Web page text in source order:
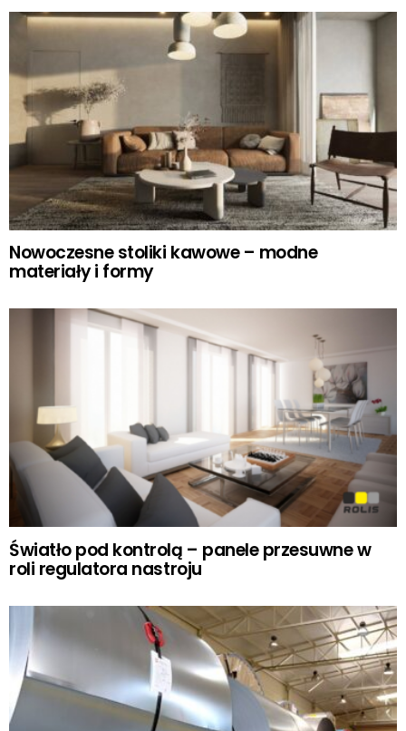
Nowoczesne stoliki kawowe – modne
materiały i formy
Światło pod kontrolą – panele przesuwne w
roli regulatora nastroju